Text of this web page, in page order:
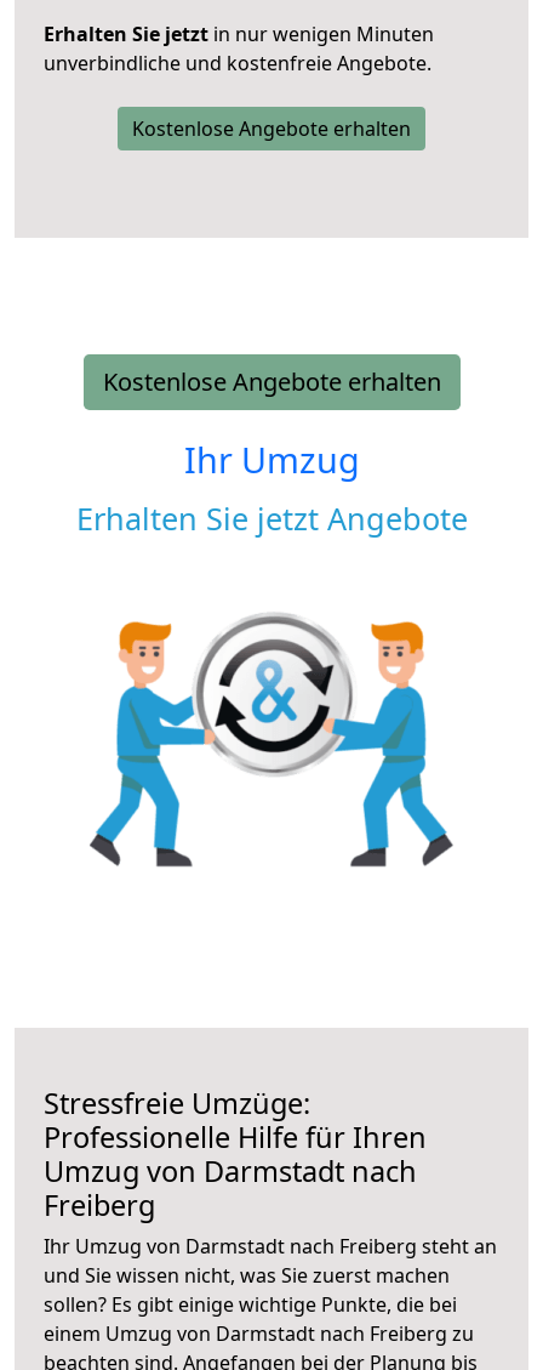
Erhalten Sie jetzt in nur wenigen Minuten
unverbindliche und kostenfreie Angebote.
Kostenlose Angebote erhalten
Kostenlose Angebote erhalten
Ihr Umzug
Erhalten Sie jetzt Angebote
Stressfreie Umzüge:
Professionelle Hilfe für Ihren
Umzug von Darmstadt nach
Freiberg
Ihr Umzug von Darmstadt nach Freiberg steht an
und Sie wissen nicht, was Sie zuerst machen
sollen? Es gibt einige wichtige Punkte, die bei
einem Umzug von Darmstadt nach Freiberg zu
beachten sind. Angefangen bei der Planung bis